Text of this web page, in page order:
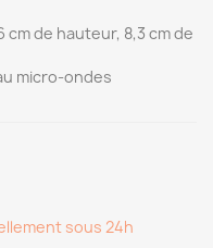
cm de hauteur, 8,3 cm de
micro-ondes
sous 24h